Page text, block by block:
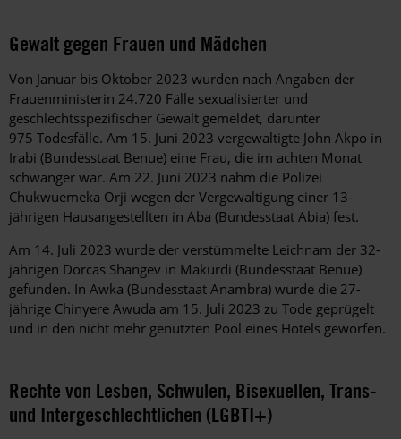
Gewalt gegen Frauen und Mädchen
Von Januar bis Oktober 2023 wurden nach Angaben der
Frauenministerin 24.720 Fälle sexualisierter und
geschlechtsspezifischer Gewalt gemeldet, darunter
975 Todesfälle. Am 15. Juni 2023 vergewaltigte John Akpo in
Irabi (Bundesstaat Benue) eine Frau, die im achten Monat
schwanger war. Am 22. Juni 2023 nahm die Polizei
Chukwuemeka Orji wegen der Vergewaltigung einer 13-
jährigen Hausangestellten in Aba (Bundesstaat Abia) fest.
Am 14. Juli 2023 wurde der verstümmelte Leichnam der 32-
jährigen Dorcas Shangev in Makurdi (Bundesstaat Benue)
gefunden. In Awka (Bundesstaat Anambra) wurde die 27-
jährige Chinyere Awuda am 15. Juli 2023 zu Tode geprügelt
und in den nicht mehr genutzten Pool eines Hotels geworfen.
Rechte von Lesben, Schwulen, Bisexuellen, Trans-
und Intergeschlechtlichen (LGBTI+)